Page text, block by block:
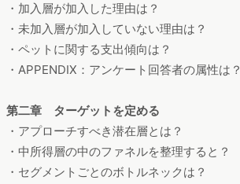
・加入層が加入した理由は？
・未加入層が加入していない理由は？
・ペットに関する支出傾向は？
・APPENDIX：アンケート回答者の属性は？
第二章 ターゲットを定める
・アプローチすべき潜在層とは？
・中所得層の中のファネルを整理すると？
・セグメントごとのボトルネックは？